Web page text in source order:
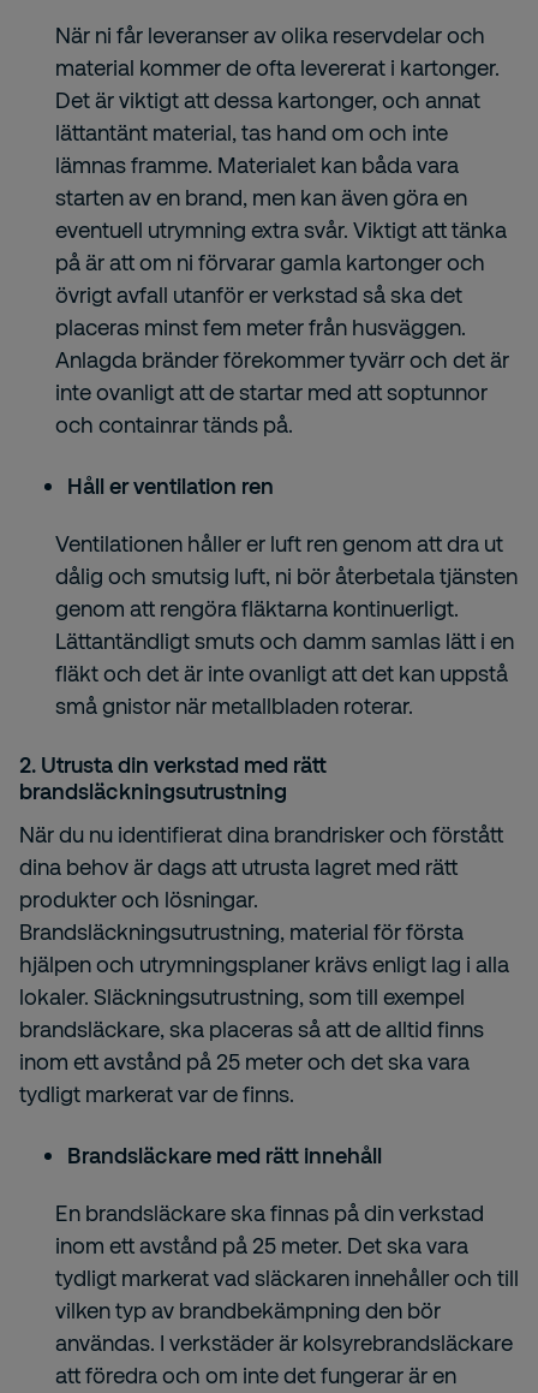
När ni får leveranser av olika reservdelar och
material kommer de ofta levererat i kartonger.
Det är viktigt att dessa kartonger, och annat
lättantänt material, tas hand om och inte
lämnas framme. Materialet kan båda vara
starten av en brand, men kan även göra en
eventuell utrymning extra svår. Viktigt att tänka
på är att om ni förvarar gamla kartonger och
övrigt avfall utanför er verkstad så ska det
placeras minst fem meter från husväggen.
Anlagda bränder förekommer tyvärr och det är
inte ovanligt att de startar med att soptunnor
och containrar tänds på.
Håll er ventilation ren
Ventilationen håller er luft ren genom att dra ut
dålig och smutsig luft, ni bör återbetala tjänsten
genom att rengöra fläktarna kontinuerligt.
Lättantändligt smuts och damm samlas lätt i en
fläkt och det är inte ovanligt att det kan uppstå
små gnistor när metallbladen roterar.
2. Utrusta din verkstad med rätt
brandsläckningsutrustning
När du nu identifierat dina brandrisker och förstått
dina behov är dags att utrusta lagret med rätt
produkter och lösningar.
Brandsläckningsutrustning, material för första
hjälpen och utrymningsplaner krävs enligt lag i alla
lokaler. Släckningsutrustning, som till exempel
brandsläckare, ska placeras så att de alltid finns
inom ett avstånd på 25 meter och det ska vara
tydligt markerat var de finns.
Brandsläckare med rätt innehåll
En brandsläckare ska finnas på din verkstad
inom ett avstånd på 25 meter. Det ska vara
tydligt markerat vad släckaren innehåller och till
vilken typ av brandbekämpning den bör
användas. I verkstäder är kolsyrebrandsläckare
att föredra och om inte det fungerar är en